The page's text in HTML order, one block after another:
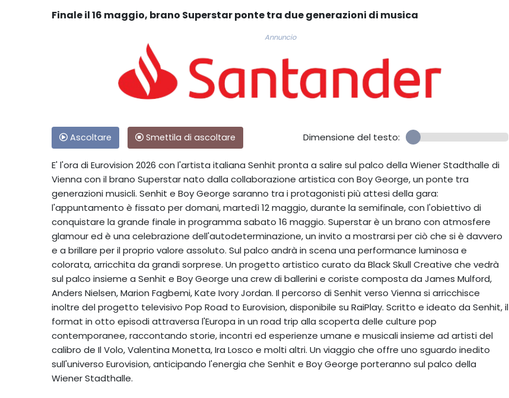
Finale il 16 maggio, brano Superstar ponte tra due generazioni di musica
Annuncio
Ascoltare Smettila di ascoltare Dimensione del testo:
E' l'ora di Eurovision 2026 con l'artista italiana Senhit pronta a salire sul palco della Wiener Stadthalle di
Vienna con il brano Superstar nato dalla collaborazione artistica con Boy George, un ponte tra
generazioni musicli. Senhit e Boy George saranno tra i protagonisti più attesi della gara:
l'appuntamento è fissato per domani, martedì 12 maggio, durante la semifinale, con l'obiettivo di
conquistare la grande finale in programma sabato 16 maggio. Superstar è un brano con atmosfere
glamour ed è una celebrazione dell'autodeterminazione, un invito a mostrarsi per ciò che si è davvero
e a brillare per il proprio valore assoluto. Sul palco andrà in scena una performance luminosa e
colorata, arricchita da grandi sorprese. Un progetto artistico curato da Black Skull Creative che vedrà
sul palco insieme a Senhit e Boy George una crew di ballerini e coriste composta da James Mulford,
Anders Nielsen, Marion Fagbemi, Kate Ivory Jordan. Il percorso di Senhit verso Vienna si arricchisce
inoltre del progetto televisivo Pop Road to Eurovision, disponibile su RaiPlay. Scritto e ideato da Senhit, il
format in otto episodi attraversa l'Europa in un road trip alla scoperta delle culture pop
contemporanee, raccontando storie, incontri ed esperienze umane e musicali insieme ad artisti del
calibro de Il Volo, Valentina Monetta, Ira Losco e molti altri. Un viaggio che offre uno sguardo inedito
sull'universo Eurovision, anticipando l'energia che Senhit e Boy George porteranno sul palco della
Wiener Stadthalle.